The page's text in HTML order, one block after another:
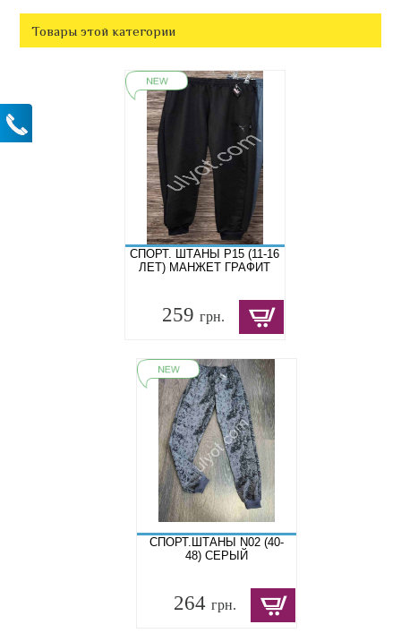
Товары этой категории
СПОРТ. ШТАНЫ P15 (11-16
ЛЕТ) МАНЖЕТ ГРАФИТ
259 грн.
СПОРТ.ШТАНЫ N02 (40-
48) СЕРЫЙ
264 грн.